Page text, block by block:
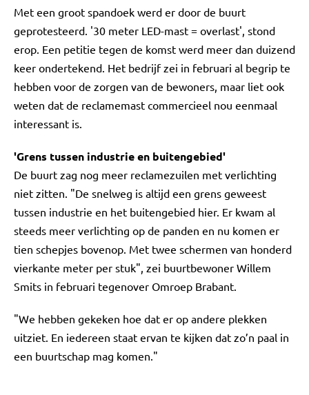
Met een groot spandoek werd er door de buurt
geprotesteerd. '30 meter LED-mast = overlast', stond
erop. Een petitie tegen de komst werd meer dan duizend
keer ondertekend. Het bedrijf zei in februari al begrip te
hebben voor de zorgen van de bewoners, maar liet ook
weten dat de reclamemast commercieel nou eenmaal
interessant is.
'Grens tussen industrie en buitengebied'
De buurt zag nog meer reclamezuilen met verlichting
niet zitten. "De snelweg is altijd een grens geweest
tussen industrie en het buitengebied hier. Er kwam al
steeds meer verlichting op de panden en nu komen er
tien schepjes bovenop. Met twee schermen van honderd
vierkante meter per stuk", zei buurtbewoner Willem
Smits in februari tegenover Omroep Brabant.
"We hebben gekeken hoe dat er op andere plekken
uitziet. En iedereen staat ervan te kijken dat zo’n paal in
een buurtschap mag komen."